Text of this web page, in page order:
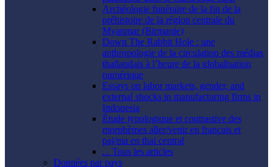
Archéologie funéraire de la fin de la
préhistoire de la région centrale du
Myanmar (Birmanie)
Down The Rabbit Hole : une
anthropologie de la circulation des médias
thaïlandais à l’heure de la globalisation
numérique
Essays on labor markets, gender, and
external shocks in manufacturing firms in
Indonesia
Étude typologique et contrastive des
morphèmes aller/venir en français et
paj/ma en thaï central
... Tous les articles
Données par pays